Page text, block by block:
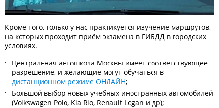
Кроме того, только у нас практикуется изучение маршрутов,
на которых проходит приём экзамена в ГИБДД в городских
условиях.
Центральная автошкола Москвы имеет соответствующее
разрешение, и желающие могут обучаться в
дистанционном режиме ОНЛАЙН;
Большой выбор новых учебных иностранных автомобилей
(Volkswagen Polo, Kia Rio, Renault Logan и др);